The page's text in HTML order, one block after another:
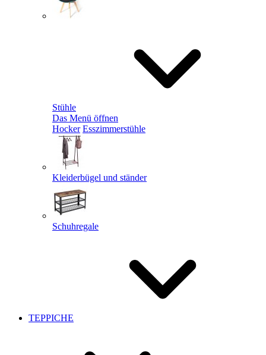
Stühle
Das Menü öffnen
Hocker Esszimmerstühle
Kleiderbügel und ständer
Schuhregale
TEPPICHE